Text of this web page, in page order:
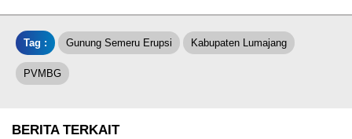
Tag : Gunung Semeru Erupsi Kabupaten Lumajang
PVMBG
BERITA TERKAIT